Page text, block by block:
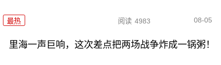
最热 阅读 4983 08-05
里海一声巨响，这次差点把两场战争炸成一锅粥！